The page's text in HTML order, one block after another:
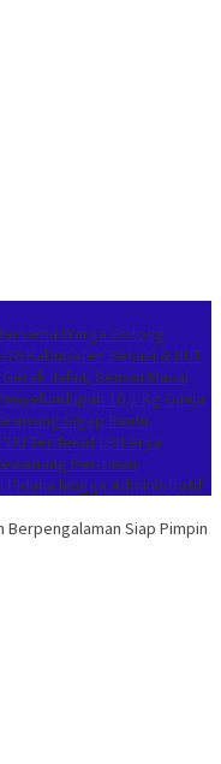
Warga Gotong
76 Kabupaten Bekasi & HUT
Jalan, Senam Masal
10,1 Kg Ganja
Sigap Bantu
Terdekat LBH Arya
Perizinan
Pidana hingga Administratif
Berpengalaman Siap Pimpin